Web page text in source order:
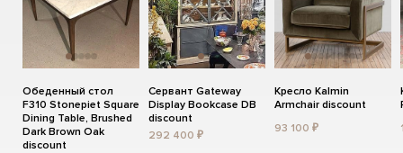
Обеденный стол
F310 Stonepiet Square
Dining Table, Brushed
Dark Brown Oak
discount
Сервант Gateway
Display Bookcase DB
discount
292 400 ₽
Кресло Kalmin
Armchair discount
93 100 ₽